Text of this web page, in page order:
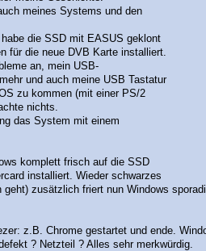
meines Systems und den
die SSD mit EASUS geklont
für die neue DVB Karte installiert.
an, mein USB-
und auch meine USB Tastatur
zu kommen (mit einer PS/2
nichts.
das System mit einem
komplett frisch auf die SSD
installiert. Wieder schwarzes
geht) zusätzlich friert nun Windows
z.B. Chrome gestartet und ende.
? Netzteil ? Alles sehr merkwürdig.